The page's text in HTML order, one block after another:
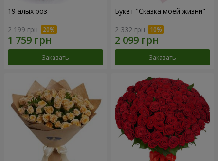
19 алых роз
2 199 грн
Заказать
Букет "Сказка моей жизни"
2 332 грн
Заказать